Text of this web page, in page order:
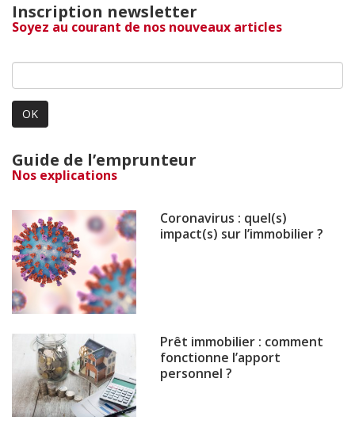
Inscription newsletter
Soyez au courant de nos nouveaux articles
OK
Guide de l’emprunteur
Nos explications
Coronavirus : quel(s)
impact(s) sur l’immobilier ?
Prêt immobilier : comment
fonctionne l’apport
personnel ?